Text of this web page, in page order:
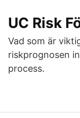
UC Risk
Vad som är
riskprognosen
process.